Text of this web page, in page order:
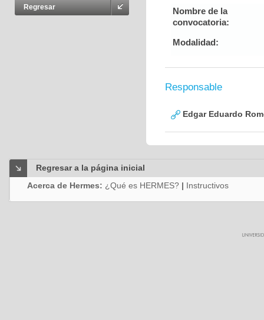
Regresar
Nombre de la
convocatoria:
Modalidad:
Responsable
Edgar Eduardo
Regresar a la página inicial
Acerca de Hermes: ¿Qué es HERMES? | Instructivos